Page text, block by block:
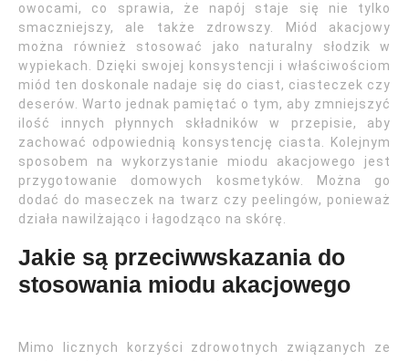
owocami, co sprawia, że napój staje się nie tylko
smaczniejszy, ale także zdrowszy. Miód akacjowy
można również stosować jako naturalny słodzik w
wypiekach. Dzięki swojej konsystencji i właściwościom
miód ten doskonale nadaje się do ciast, ciasteczek czy
deserów. Warto jednak pamiętać o tym, aby zmniejszyć
ilość innych płynnych składników w przepisie, aby
zachować odpowiednią konsystencję ciasta. Kolejnym
sposobem na wykorzystanie miodu akacjowego jest
przygotowanie domowych kosmetyków. Można go
dodać do maseczek na twarz czy peelingów, ponieważ
działa nawilżająco i łagodząco na skórę.
Jakie są przeciwwskazania do
stosowania miodu akacjowego
Mimo licznych korzyści zdrowotnych związanych ze